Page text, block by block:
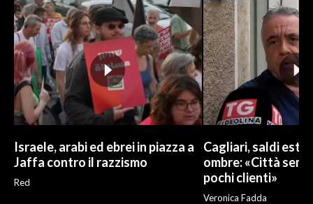
Israele, arabi ed ebrei in piazza a
Jaffa contro il razzismo
Red
Cagliari, saldi
ombre: «Città
pochi clienti»
Veronica Fadda